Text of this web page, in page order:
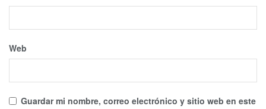
centro de análisis de asuntos de
sustancias.
Web
Guardar mi nombre, correo electrónico y sitio web en este